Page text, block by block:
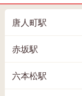
唐人町駅
赤坂駅
六本松駅